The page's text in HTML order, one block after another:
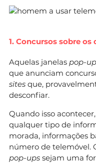
1. Concursos sobre
Aquelas janelas pop-up
que anunciam
sites que,
desconfiar.
Quando isso
qualquer tipo de
morada, informações
número de telemóvel.
pop-ups sejam uma